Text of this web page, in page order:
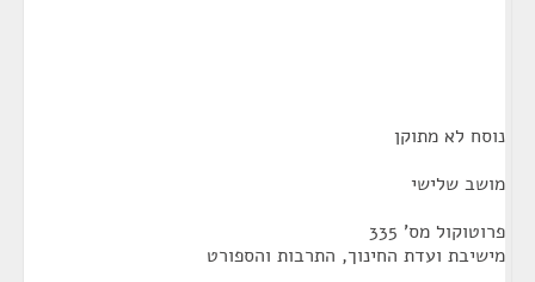
נוסח לא מתוקן
מושב שלישי
פרוטוקול מס' 335
מישיבת ועדת החינוך, התרבות והספורט